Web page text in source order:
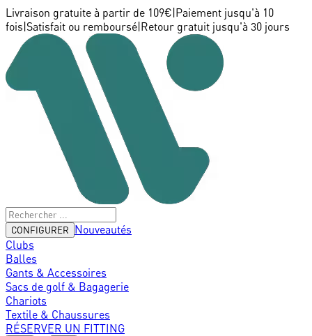
Livraison gratuite à partir de 109€ Paiement jusqu'à 10
fois Satisfait ou remboursé Retour gratuit jusqu'à 30 jours
CONFIGURER
Nouveautés
Clubs
Balles
Gants & Accessoires
Sacs de golf & Bagagerie
Chariots
Textile & Chaussures
RÉSERVER UN FITTING